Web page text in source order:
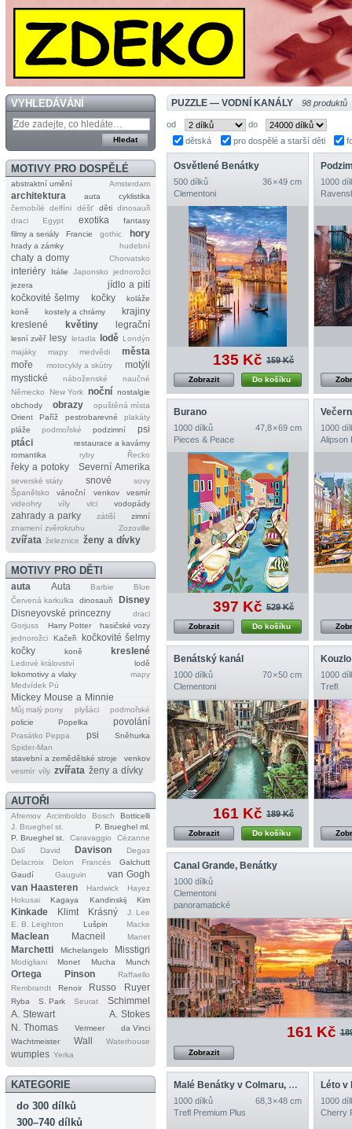
VYHLEDÁVÁNÍ
MOTIVY PRO DOSPĚLÉ
abstraktní umění Amsterdam
architektura auta
cyklistika
černobílé
delfíni déšť děti dinosauři
draci
Egypt exotika
fantasy
filmy a seriály
Francie gothic hory
hrady a zámky hudební
chaty a domy Chorvatsko
interiéry Itálie Japonsko
jednorožci
jezera
jídlo a pití
kočkovité šelmy
kočky
koláže
koně
kostely a chrámy
krajiny
kreslené
květiny legrační
lesní zvěř lesy letadla lodě Londýn
majáky
mapy medvědi
města
moře
motocykly a skútry
motýli
mystické
náboženské
naučné
Německo
New York noční nostalgie
obchody
obrazy
opuštěná místa
Orient
Paříž pestrobarevné
plakáty
pláže
podmořské podzimní
psi
ptáci
restaurace a kavárny
romantika
ryby Řecko
řeky a potoky Severní Amerika
severské státy snové
sovy
Španělsko
vánoční venkov
vesmír
videohry
víly vlci vodopády
zahrady a parky zátiší
zimní
znamení zvěrokruhu
Zozoville
zvířata železnice ženy a dívky
MOTIVY PRO DĚTI
auta Auta Barbie
Blue
Červená karkulka
dinosauři
Disney
Disneyovské princezny
draci
Gorjuss
Harry Potter
hasičské vozy
jednorožci
Kačeři
kočkovité šelmy
kočky
koně kreslené
Ledové království
lodě
lokomotivy a vlaky
mapy
Medvídek Pú
Mickey Mouse a Minnie
Můj malý pony plyšáci
podmořské
policie
Popelka povolání
Prasátko Peppa psi
Sněhurka
Spider‐Man
stavební a zemědělské stroje
venkov
vesmír víly zvířata ženy a dívky
AUTOŘI
Afremov Arcimboldo Bosch
Botticelli
J. Brueghel st.
P. Brueghel ml.
P. Brueghel st.
Caravaggio
Cézanne
Dalí
David Davison
Degas
Delacroix
Delon Francés
Galchutt
Gaudí
Gauguin
van Gogh
van Haasteren
Hardwick
Hayez
Hokusai
Kagaya Kandinskij Kim
Kinkade Klimt Krásný
J. Lee
E. B. Leighton
Lušpin Macke
Maclean Macneil Manet
Marchetti Michelangelo Misstigri
Modigliani Monet Mucha Munch
Ortega Pinson
Raffaello
Rembrandt
Renoir Russo Ruyer
Ryba S. Park Seurat
Schimmel
A. Stewart
A. Stokes
N. Thomas
Vermeer
da Vinci
Wachtmeister
Wall Waterhouse
wumples Yerka
KATEGORIE
do 300 dílků
300–740 dílků
PUZZLE — VODNÍ KANÁLY 98 produktů
od
do
dětská
pro dospělé a starší děti
Osvětlené Benátky
500 dílků
36 × 49 cm
Clementoni
135 Kč 159 Kč
Do košíku
Zobrazit
1000
Burano
1000 dílků
47,8 × 69 cm
Pieces & Peace
397 Kč 529 Kč
Do košíku
Zobrazit
1000
Alipson
Benátský kanál
1000 dílků
70 × 50 cm
Clementoni
161 Kč 189 Kč
Do košíku
Zobrazit
1000
Trefl
Canal Grande, Benátky
1000 dílků
Clementoni
panoramatické
161 Kč
Zobrazit
Malé Benátky v Colmaru, Francie
1000 dílků
68,3 × 48 cm
Trefl Premium Plus
Léto v
1000
Cherry